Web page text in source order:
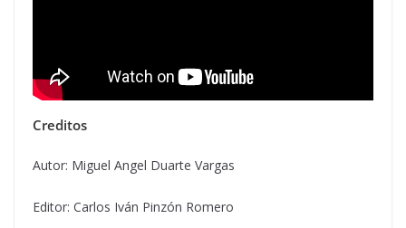
Creditos
Autor: Miguel Angel Duarte Vargas
Editor: Carlos Iván Pinzón Romero